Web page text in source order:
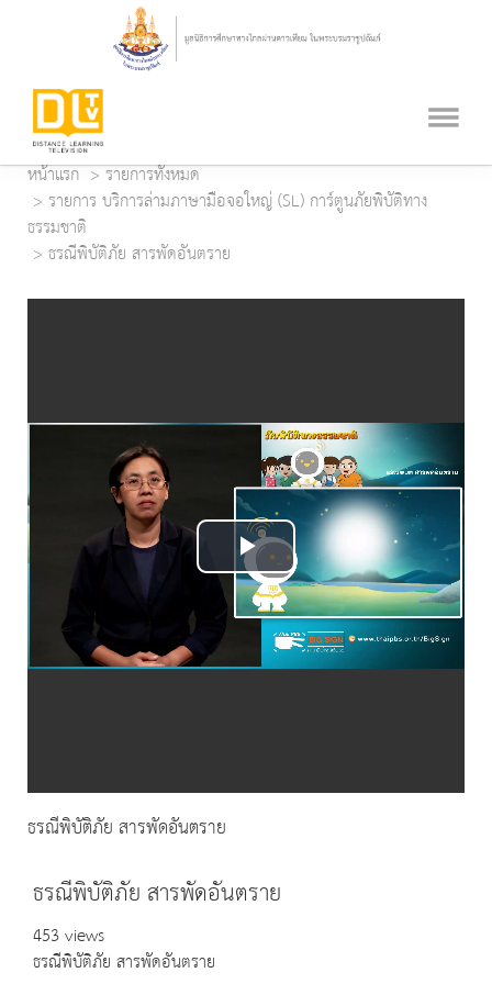
หน้าแรก
รายการทั้งหมด
รายการ บริการล่ามภาษามือจอใหญ่ (SL) การ์ตูนภัยพิบัติทาง
ธรรมชาติ
ธรณีพิบัติภัย สารพัดอันตราย
Play
Video
ธรณีพิบัติภัย สารพัดอันตราย
ธรณีพิบัติภัย สารพัดอันตราย
453 views
ธรณีพิบัติภัย สารพัดอันตราย